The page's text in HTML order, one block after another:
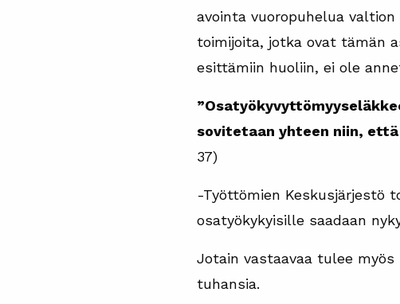
avointa vuoropuhelua
toimijoita, jotka ovat tämän
esittämiin huoliin, ei ole
sovitetaan yhteen niin,
37)
-Työttömien Keskusjärjestö
osatyökykyisille saadaan
Jotain vastaavaa tulee
tuhansia.